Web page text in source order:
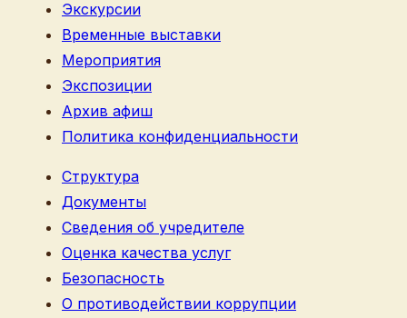
Экскурсии
Временные выставки
Мероприятия
Экспозиции
Архив афиш
Политика конфиденциальности
Структура
Документы
Сведения об учредителе
Оценка качества услуг
Безопасность
О противодействии коррупции